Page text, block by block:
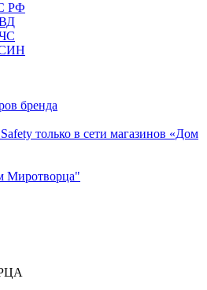
РФ
бренда
только в сети магазинов «Дом
Миротворца"